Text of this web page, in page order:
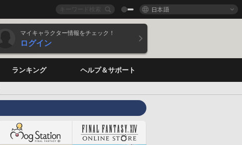
日本語
マイキャラクター情報をチェック！
ログイン
ランキング ヘルプ＆サポート